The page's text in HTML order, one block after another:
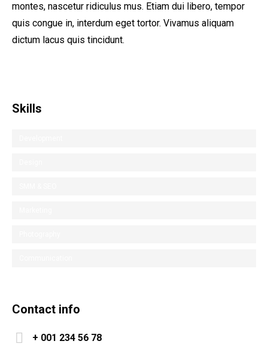
montes, nascetur ridiculus mus. Etiam dui libero, tempor
quis congue in, interdum eget tortor. Vivamus aliquam
dictum lacus quis tincidunt.
Skills
Contact info
+ 001 234 56 78